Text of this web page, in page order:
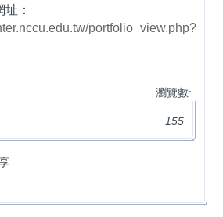
：
portfolio_view.php?
瀏覽數:
155